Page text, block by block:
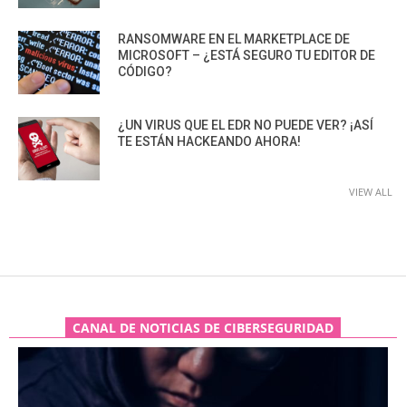
RANSOMWARE EN EL MARKETPLACE DE
MICROSOFT – ¿ESTÁ SEGURO TU EDITOR DE
CÓDIGO?
¿UN VIRUS QUE EL EDR NO PUEDE VER? ¡ASÍ
TE ESTÁN HACKEANDO AHORA!
VIEW ALL
CANAL DE NOTICIAS DE CIBERSEGURIDAD